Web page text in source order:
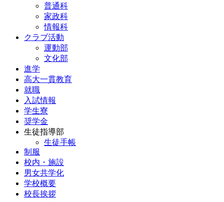
普通科
家政科
情報科
クラブ活動
運動部
文化部
進学
高大一貫教育
就職
入試情報
学生寮
奨学金
生徒指導部
生徒手帳
制服
校内・施設
男女共学化
学校概要
校長挨拶